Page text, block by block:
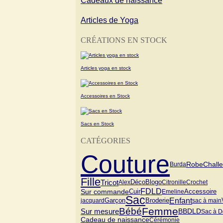
Articles de Yoga
CRÉATIONS EN STOCK
Articles yoga en stock
Accessoires en Stock
Sacs en Stock
CATÉGORIES
Couture BurdaRobe
FilleTricotAlexDécoBlogoCitronilleCrochet
Sur commandeCuirFDLDEmelineAccessoire
jacquardGarçonSac BroderieEnfantsac à main
Sur mesureBébéFemme BBDLDSac à
Cadeau de naissanceCérémonie